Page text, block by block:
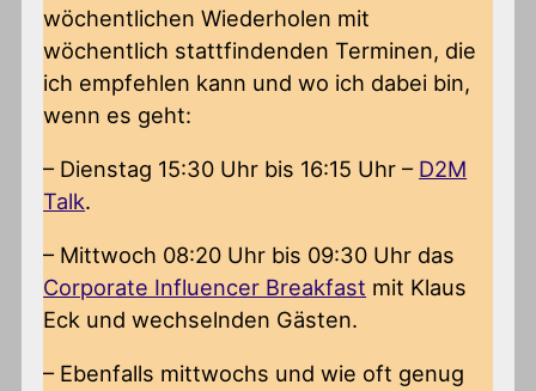
wöchentlichen Wiederholen mit
wöchentlich stattfindenden Terminen, die
ich empfehlen kann und wo ich dabei bin,
wenn es geht:
– Dienstag 15:30 Uhr bis 16:15 Uhr – D2M
Talk.
– Mittwoch 08:20 Uhr bis 09:30 Uhr das
Corporate Influencer Breakfast mit Klaus
Eck und wechselnden Gästen.
– Ebenfalls mittwochs und wie oft genug